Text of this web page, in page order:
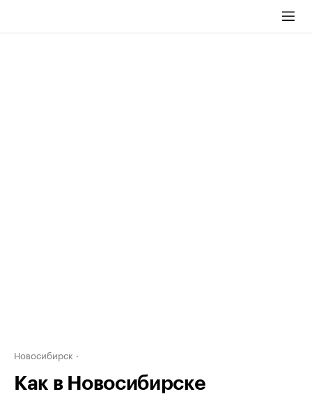
Новосибирск
Как в Новосибирске